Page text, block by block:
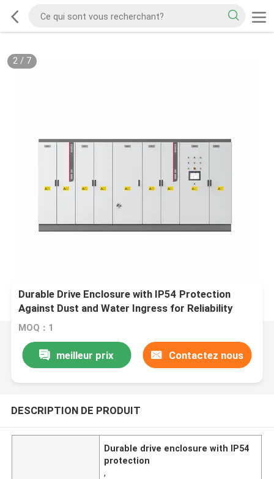
2/ 7
Durable Drive Enclosure with IP54 Protection
Against Dust and Water Ingress for Reliability
MOQ：1
meilleur prix Contactez nous
DESCRIPTION DE PRODUIT
Durable drive enclosure with IP54
protection
,